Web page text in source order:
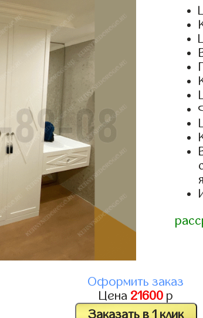
Оформить заказ
Цена 21600 р
Заказать в 1 клик